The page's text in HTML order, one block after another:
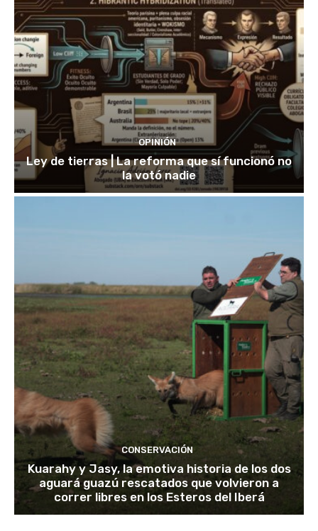
OPINIÓN
Ley de tierras | La reforma que sí funcionó no
la votó nadie
CONSERVACIÓN
Kuarahy y Jasy, la emotiva historia de los dos
aguará guazú rescatados que volvieron a
correr libres en los Esteros del Iberá